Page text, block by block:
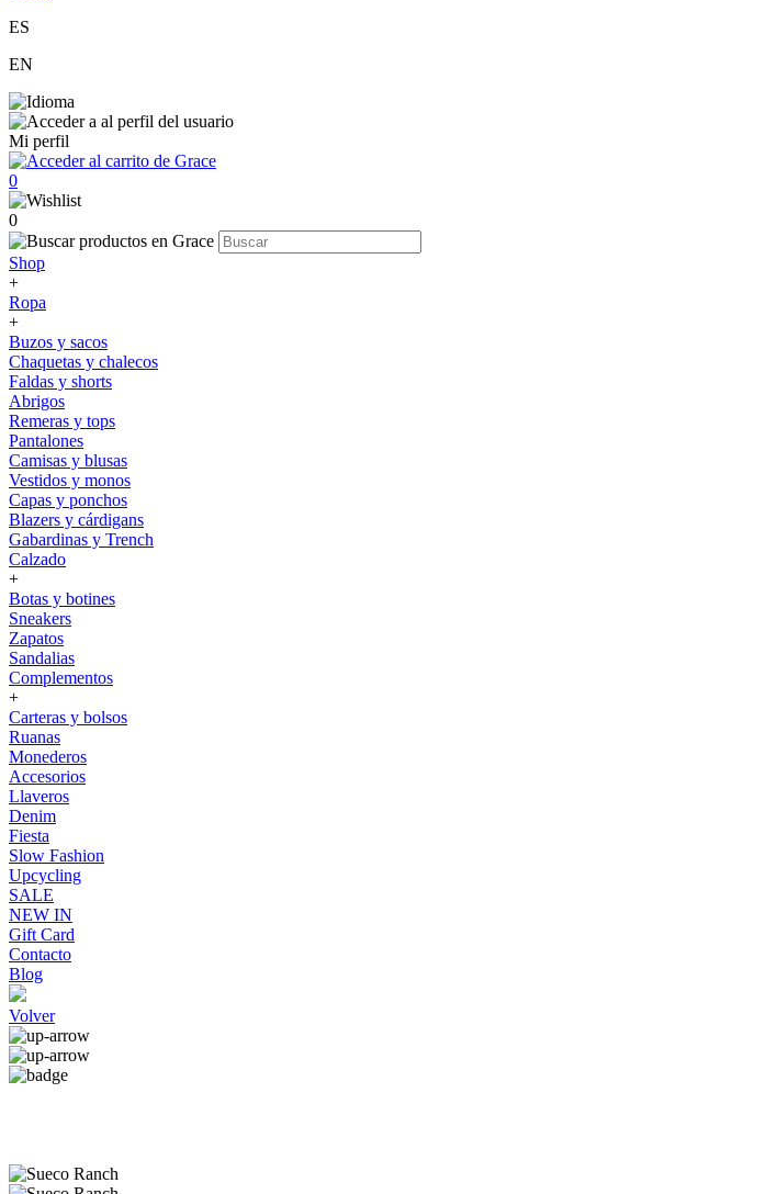
ES
EN
Mi perfil
0
0
Shop
+
Ropa
+
Buzos y sacos
Chaquetas y chalecos
Faldas y shorts
Abrigos
Remeras y tops
Pantalones
Camisas y blusas
Vestidos y monos
Capas y ponchos
Blazers y cárdigans
Gabardinas y Trench
Calzado
+
Botas y botines
Sneakers
Zapatos
Sandalias
Complementos
+
Carteras y bolsos
Ruanas
Monederos
Accesorios
Llaveros
Denim
Fiesta
Slow Fashion
Upcycling
SALE
NEW IN
Gift Card
Contacto
Blog
Volver